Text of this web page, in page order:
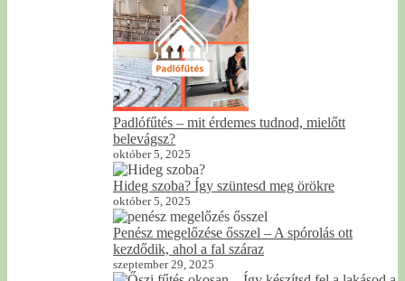
Padlófűtés – mit érdemes tudnod, mielőtt
belevágsz?
október 5, 2025
Hideg szoba? Így szüntesd meg örökre
október 5, 2025
Penész megelőzése ősszel – A spórolás ott
kezdődik, ahol a fal száraz
szeptember 29, 2025